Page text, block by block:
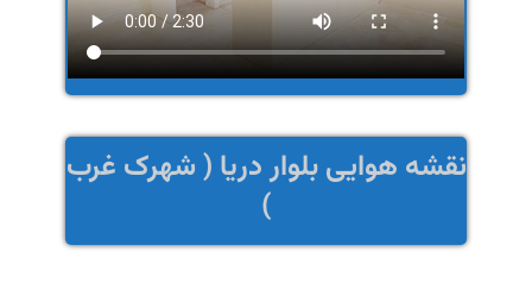
نقشه هوایی بلوار دریا ( شهرک غرب
)